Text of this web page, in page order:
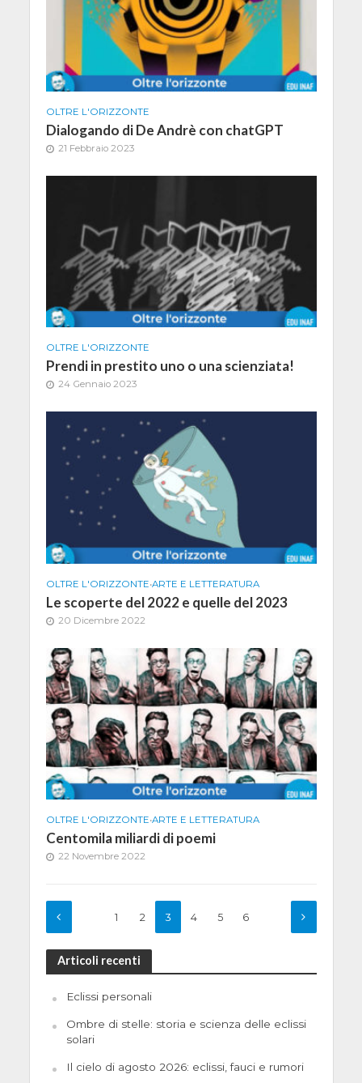
OLTRE L'ORIZZONTE
Dialogando di De Andrè con chatGPT
21 Febbraio 2023
OLTRE L'ORIZZONTE
Prendi in prestito uno o una scienziata!
24 Gennaio 2023
OLTRE L'ORIZZONTE•ARTE E LETTERATURA
Le scoperte del 2022 e quelle del 2023
20 Dicembre 2022
OLTRE L'ORIZZONTE•ARTE E LETTERATURA
Centomila miliardi di poemi
22 Novembre 2022
1 2 3 4 5 6
Articoli recenti
Eclissi personali
Ombre di stelle: storia e scienza delle eclissi
solari
Il cielo di agosto 2026: eclissi, fauci e rumori